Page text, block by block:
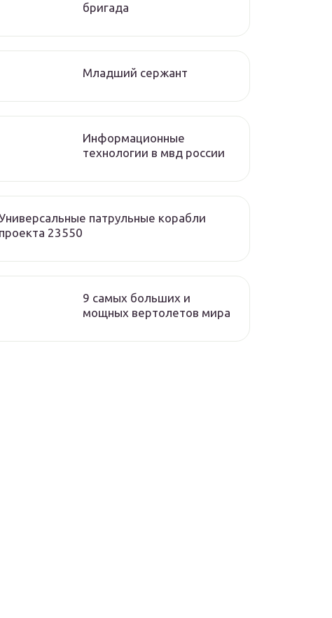
бригада
Младший сержант
Информационные
технологии в мвд россии
патрульные корабли
проекта 23550
9 самых больших и
мощных вертолетов мира